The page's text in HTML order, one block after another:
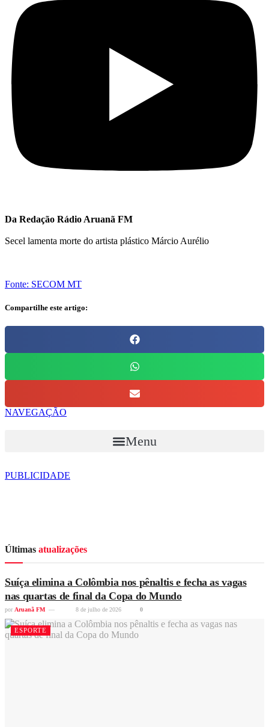
Da Redação Rádio Aruanã FM
Secel lamenta morte do artista plástico Márcio Aurélio
Fonte: SECOM MT
Compartilhe este artigo:
NAVEGAÇÃO
Menu
PUBLICIDADE
Últimas atualizações
Suíça elimina a Colômbia nos pênaltis e fecha as vagas
nas quartas de final da Copa do Mundo
por Aruanã FM 8 de julho de 2026 0
ESPORTE